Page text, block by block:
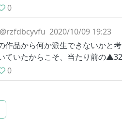
0
@rzfdbcyvfu 2020/10/09 19:23
作品から何か派生できないかと
ていたからこそ、当たり前の
0